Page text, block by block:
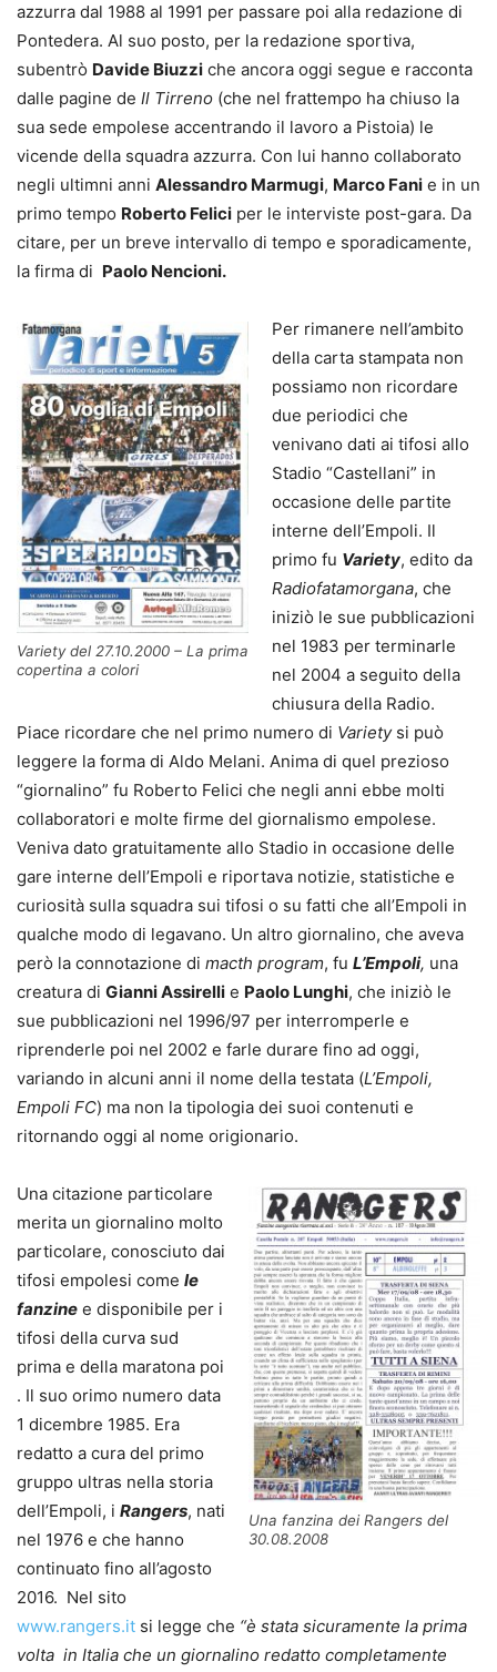
azzurra dal 1988 al 1991 per passare poi alla redazione di
Pontedera. Al suo posto, per la redazione sportiva,
subentrò Davide Biuzzi che ancora oggi segue e racconta
dalle pagine de Il Tirreno (che nel frattempo ha chiuso la
sua sede empolese accentrando il lavoro a Pistoia) le
vicende della squadra azzurra. Con lui hanno collaborato
negli ultimni anni Alessandro Marmugi, Marco Fani e in un
primo tempo Roberto Felici per le interviste post-gara. Da
citare, per un breve intervallo di tempo e sporadicamente,
la firma di Paolo Nencioni.
Variety del 27.10.2000 – La prima
copertina a colori
Per rimanere nell’ambito
della carta stampata non
possiamo non ricordare
due periodici che
venivano dati ai tifosi allo
Stadio “Castellani” in
occasione delle partite
interne dell’Empoli. Il
primo fu Variety, edito da
Radiofatamorgana, che
iniziò le sue pubblicazioni
nel 1983 per terminarle
nel 2004 a seguito della
chiusura della Radio.
Piace ricordare che nel primo numero di Varietysi può
leggere la forma di Aldo Melani. Anima di quel prezioso
“giornalino” fu Roberto Felici che negli anni ebbe molti
collaboratori e molte firme del giornalismo empolese.
Veniva dato gratuitamente allo Stadio in occasione delle
gare interne dell’Empoli e riportava notizie, statistiche e
curiosità sulla squadra sui tifosi o su fatti che all’Empoli in
qualche modo di legavano. Un altro giornalino, che aveva
però la connotazione di macth program, fu L’Empoli, una
creatura di Gianni Assirelli e Paolo Lunghi, che iniziò le
sue pubblicazioni nel 1996/97 per interromperle e
riprenderle poi nel 2002 e farle durare fino ad oggi,
variando in alcuni anni il nome della testata (L’Empoli,
Empoli FC) ma non la tipologia dei suoi contenuti e
ritornando oggi al nome origionario.
Una fanzina dei Rangers del
30.08.2008
Una citazione particolare
merita un giornalino molto
particolare, conosciuto dai
tifosi empolesi come le
fanzine e disponibile per i
tifosi della curva sud
prima e della maratona poi
. Il suo orimo numero data
1 dicembre 1985. Era
redatto a cura del primo
gruppo ultras nella storia
dell’Empoli, i Rangers, nati
nel 1976 e che hanno
continuato fino all’agosto
2016. Nel sito
www.rangers.it si legge che “è stata sicuramente la prima
volta in Italia che un giornalino redatto completamente